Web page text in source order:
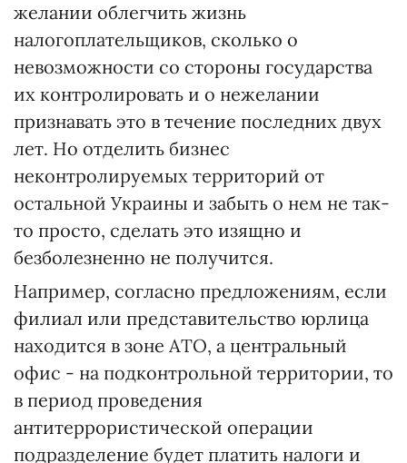
желании облегчить жизнь
налогоплательщиков, сколько о
невозможности со стороны государства
их контролировать и о нежелании
признавать это в течение последних двух
лет. Но отделить бизнес
неконтролируемых территорий от
остальной Украины и забыть о нем не так-
то просто, сделать это изящно и
безболезненно не получится.
Например, согласно предложениям, если
филиал или представительство юрлица
находится в зоне АТО, а центральный
офис - на подконтрольной территории, то
в период проведения
антитеррористической операции
подразделение будет платить налоги и